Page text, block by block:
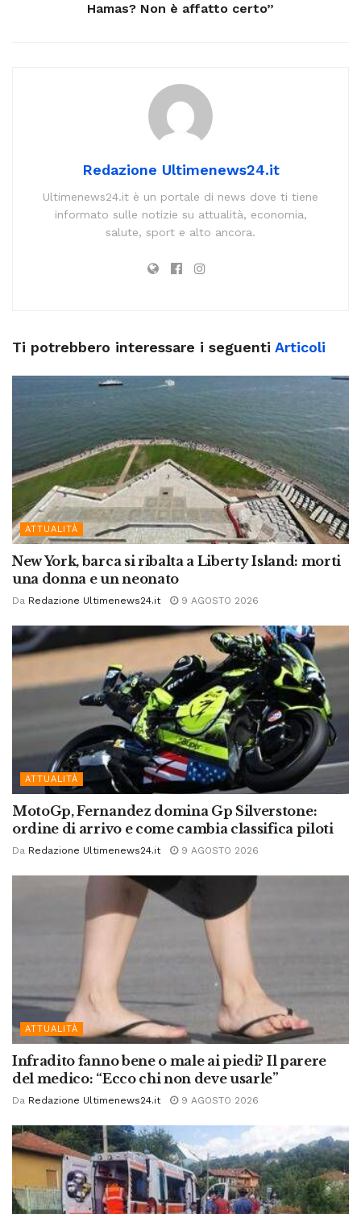
Hamas? Non è affatto certo”
Redazione Ultimenews24.it
Ultimenews24.it è un portale di news dove ti tiene
informato sulle notizie su attualità, economia,
salute, sport e alto ancora.
Ti potrebbero interessare i seguenti Articoli
ATTUALITÀ
New York, barca si ribalta a Liberty Island: morti
una donna e un neonato
Da Redazione Ultimenews24.it 9 AGOSTO 2026
ATTUALITÀ
MotoGp, Fernandez domina Gp Silverstone:
ordine di arrivo e come cambia classifica piloti
Da Redazione Ultimenews24.it 9 AGOSTO 2026
ATTUALITÀ
Infradito fanno bene o male ai piedi? Il parere
del medico: “Ecco chi non deve usarle”
Da Redazione Ultimenews24.it 9 AGOSTO 2026